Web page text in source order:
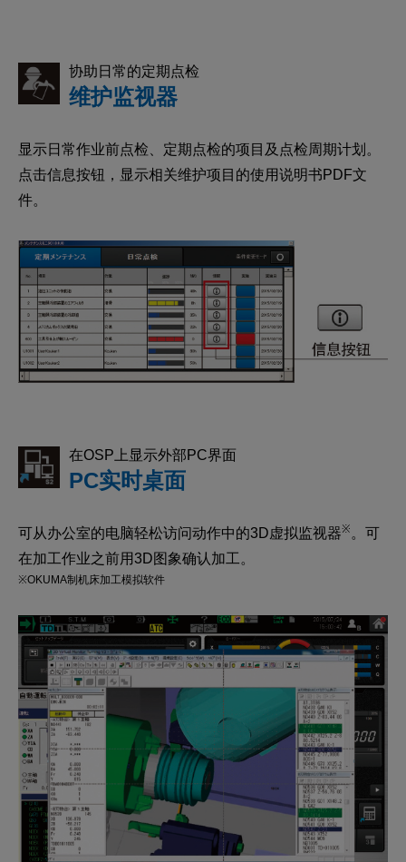
协助日常的定期点检
维护监视器
显示日常作业前点检、定期点检的项目及点检周期计划。
点击信息按钮，显示相关维护项目的使用说明书PDF文
件。
在OSP上显示外部PC界面
PC实时桌面
可从办公室的电脑轻松访问动作中的3D虚拟监视器※ 。可
在加工作业之前用3D图象确认加工。
※OKUMA制机床加工模拟软件